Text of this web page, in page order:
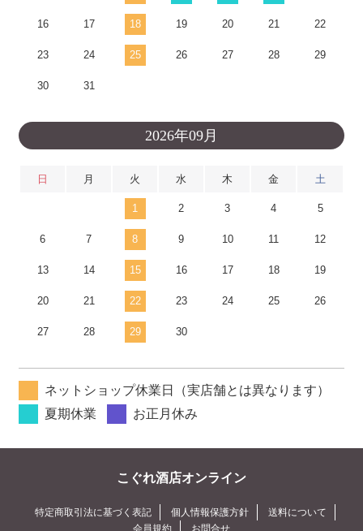
16 17 18 19 20 21 22
23 24 25 26 27 28 29
30 31
2026年09月
日 月 火 水 木 金 土
1 2 3 4 5
6 7 8 9 10 11 12
13 14 15 16 17 18 19
20 21 22 23 24 25 26
27 28 29 30
ネットショップ休業日（実店舗とは異なります）
夏期休業
お正月休み
こぐれ酒店オンライン
特定商取引法に基づく表記 個人情報保護方針
送料について
会員規約
お問合せ